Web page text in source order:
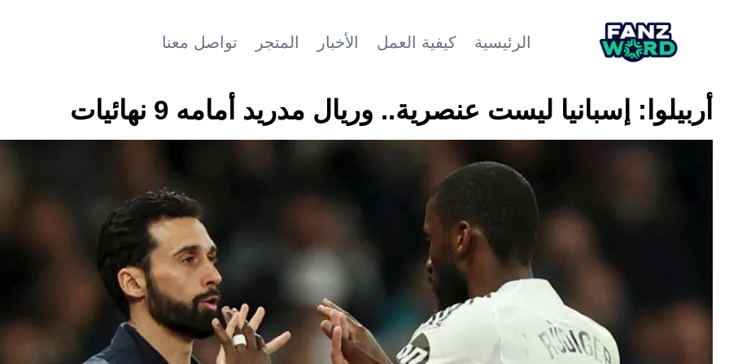
الرئيسية كيفية العمل الأخبار المتجر تواصل معنا
أربيلوا: إسبانيا ليست عنصرية.. وريال مدريد أمامه 9 نهائيات